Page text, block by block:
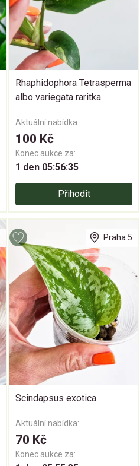
Rhaphidophora Tetrasperma
albo variegata raritka
Aktuální nabídka:
100 Kč
Konec aukce za:
1 den 05:56:35
Přihodit
Praha 5
Scindapsus exotica
Aktuální nabídka:
70 Kč
Konec aukce za: